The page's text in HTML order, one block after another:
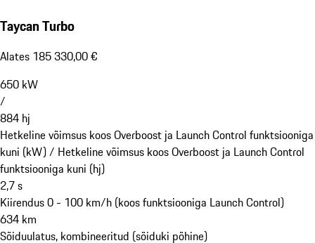
Taycan Turbo
Alates 185 330,00 €
650 kW
/
884 hj
Hetkeline võimsus koos Overboost ja Launch Control funktsiooniga
kuni (kW) / Hetkeline võimsus koos Overboost ja Launch Control
funktsiooniga kuni (hj)
2,7s
Kiirendus 0 - 100 km/h (koos funktsiooniga Launch Control)
634 km
Sõiduulatus, kombineeritud (sõiduki põhine)